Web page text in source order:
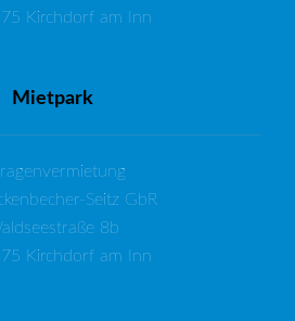
Kirchdorf am Inn
Mietpark
Seitz GbR
8b
Kirchdorf am Inn